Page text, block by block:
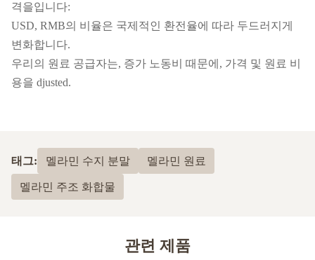
격을입니다:
USD, RMB의 비율은 국제적인 환전율에 따라 두드러지게
변화합니다.
우리의 원료 공급자는, 증가 노동비 때문에, 가격 및 원료 비
용을 djusted.
태그: 멜라민 수지 분말 멜라민 원료
멜라민 주조 화합물
관련 제품